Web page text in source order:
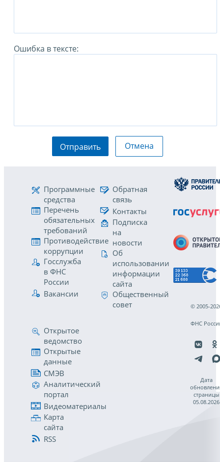
Ошибка в тексте:
Отправить Отмена
Программные
средства
Перечень
обязательных
требований
Противодействие
коррупции
Госслужба
в ФНС
России
Вакансии
Обратная
связь
Контакты
Подписка
на
новости
Об
использовании
информации
сайта
Общественный
совет
Открытое
ведомство
Открытые
данные
СМЭВ
Аналитический
портал
Видеоматериалы
Карта
сайта
RSS
© 2005-
ФНС
Дата
страницы
05.08.2026